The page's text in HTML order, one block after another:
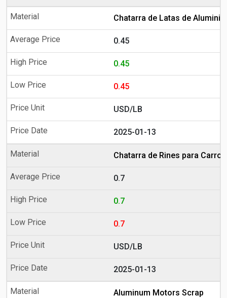
Chatarra de Latas de Aluminio
0.45
0.45
0.45
USD/LB
2025-01-13
Chatarra de Rines para Carro
0.7
0.7
0.7
USD/LB
2025-01-13
Aluminum Motors Scrap